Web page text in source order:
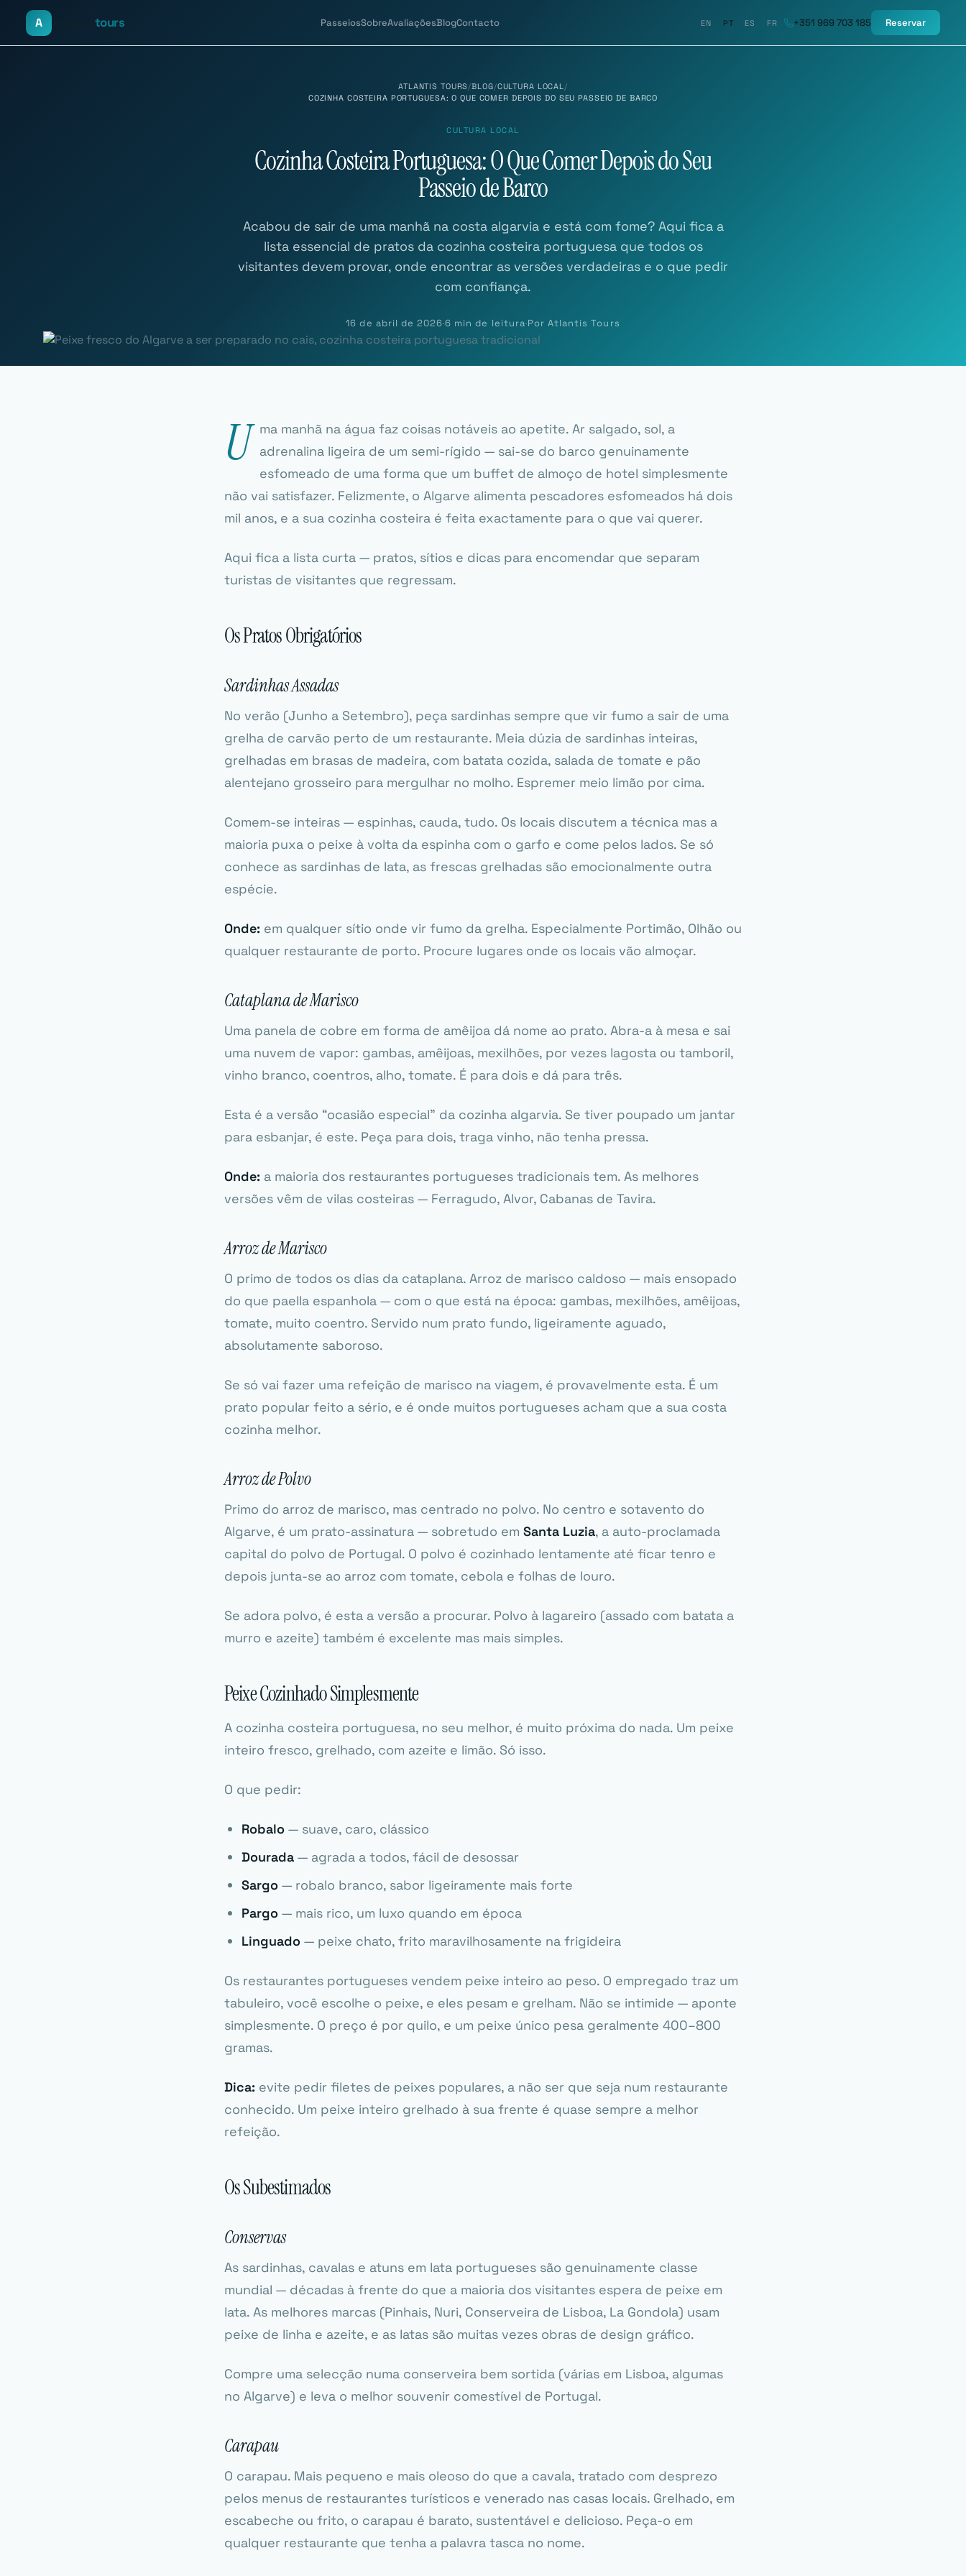
A tours PasseiosSobreAvaliaçõesBlogContacto EN PT ES FR +351 969 703 185 Reservar
ATLANTIS TOURS/BLOG/CULTURA LOCAL/
COZINHA COSTEIRA PORTUGUESA: O QUE COMER DEPOIS DO SEU PASSEIO DE BARCO
CULTURA LOCAL
Cozinha Costeira Portuguesa: O Que Comer Depois do Seu
Passeio de Barco
Acabou de sair de uma manhã na costa algarvia e está com fome? Aqui fica a
lista essencial de pratos da cozinha costeira portuguesa que todos os
visitantes devem provar, onde encontrar as versões verdadeiras e o que pedir
com confiança.
16 de abril de 2026·6 min de leitura·Por Atlantis Tours
U ma manhã na água faz coisas notáveis ao apetite. Ar salgado, sol, a
adrenalina ligeira de um semi-rígido — sai-se do barco genuinamente
esfomeado de uma forma que um buffet de almoço de hotel simplesmente
não vai satisfazer. Felizmente, o Algarve alimenta pescadores esfomeados há dois
mil anos, e a sua cozinha costeira é feita exactamente para o que vai querer.
Aqui fica a lista curta — pratos, sítios e dicas para encomendar que separam
turistas de visitantes que regressam.
Os Pratos Obrigatórios
Sardinhas Assadas
No verão (Junho a Setembro), peça sardinhas sempre que vir fumo a sair de uma
grelha de carvão perto de um restaurante. Meia dúzia de sardinhas inteiras,
grelhadas em brasas de madeira, com batata cozida, salada de tomate e pão
alentejano grosseiro para mergulhar no molho. Espremer meio limão por cima.
Comem-se inteiras — espinhas, cauda, tudo. Os locais discutem a técnica mas a
maioria puxa o peixe à volta da espinha com o garfo e come pelos lados. Se só
conhece as sardinhas de lata, as frescas grelhadas são emocionalmente outra
espécie.
Onde: em qualquer sítio onde vir fumo da grelha. Especialmente Portimão, Olhão ou
qualquer restaurante de porto. Procure lugares onde os locais vão almoçar.
Cataplana de Marisco
Uma panela de cobre em forma de amêijoa dá nome ao prato. Abra-a à mesa e sai
uma nuvem de vapor: gambas, amêijoas, mexilhões, por vezes lagosta ou tamboril,
vinho branco, coentros, alho, tomate. É para dois e dá para três.
Esta é a versão “ocasião especial” da cozinha algarvia. Se tiver poupado um jantar
para esbanjar, é este. Peça para dois, traga vinho, não tenha pressa.
Onde: a maioria dos restaurantes portugueses tradicionais tem. As melhores
versões vêm de vilas costeiras — Ferragudo, Alvor, Cabanas de Tavira.
Arroz de Marisco
O primo de todos os dias da cataplana. Arroz de marisco caldoso — mais ensopado
do que paella espanhola — com o que está na época: gambas, mexilhões, amêijoas,
tomate, muito coentro. Servido num prato fundo, ligeiramente aguado,
absolutamente saboroso.
Se só vai fazer uma refeição de marisco na viagem, é provavelmente esta. É um
prato popular feito a sério, e é onde muitos portugueses acham que a sua costa
cozinha melhor.
Arroz de Polvo
Primo do arroz de marisco, mas centrado no polvo. No centro e sotavento do
Algarve, é um prato-assinatura — sobretudo em Santa Luzia, a auto-proclamada
capital do polvo de Portugal. O polvo é cozinhado lentamente até ficar tenro e
depois junta-se ao arroz com tomate, cebola e folhas de louro.
Se adora polvo, é esta a versão a procurar. Polvo à lagareiro (assado com batata a
murro e azeite) também é excelente mas mais simples.
Peixe Cozinhado Simplesmente
A cozinha costeira portuguesa, no seu melhor, é muito próxima do nada. Um peixe
inteiro fresco, grelhado, com azeite e limão. Só isso.
O que pedir:
Robalo — suave, caro, clássico
Dourada — agrada a todos, fácil de desossar
Sargo — robalo branco, sabor ligeiramente mais forte
Pargo — mais rico, um luxo quando em época
Linguado — peixe chato, frito maravilhosamente na frigideira
Os restaurantes portugueses vendem peixe inteiro ao peso. O empregado traz um
tabuleiro, você escolhe o peixe, e eles pesam e grelham. Não se intimide — aponte
simplesmente. O preço é por quilo, e um peixe único pesa geralmente 400–800
gramas.
Dica: evite pedir filetes de peixes populares, a não ser que seja num restaurante
conhecido. Um peixe inteiro grelhado à sua frente é quase sempre a melhor
refeição.
Os Subestimados
Conservas
As sardinhas, cavalas e atuns em lata portugueses são genuinamente classe
mundial — décadas à frente do que a maioria dos visitantes espera de peixe em
lata. As melhores marcas (Pinhais, Nuri, Conserveira de Lisboa, La Gondola) usam
peixe de linha e azeite, e as latas são muitas vezes obras de design gráfico.
Compre uma selecção numa conserveira bem sortida (várias em Lisboa, algumas
no Algarve) e leva o melhor souvenir comestível de Portugal.
Carapau
O carapau. Mais pequeno e mais oleoso do que a cavala, tratado com desprezo
pelos menus de restaurantes turísticos e venerado nas casas locais. Grelhado, em
escabeche ou frito, o carapau é barato, sustentável e delicioso. Peça-o em
qualquer restaurante que tenha a palavra tasca no nome.